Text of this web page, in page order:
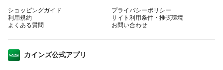
ショッピングガイド
利用規約
よくある質問
プライバシーポリシー
サイト利用条件・推奨環境
お問い合わせ
カインズ公式アプリ